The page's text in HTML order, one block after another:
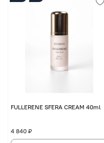
FULLERENE SFERA CREAM 40ml
4 840 ₽